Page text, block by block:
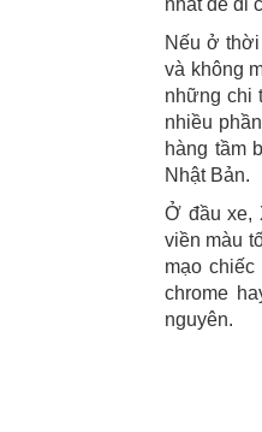
nhất để di
Nếu ở thời
và không
những chi
nhiều
hàng tầm
Nhật Bản.
Ở đầu xe,
viền màu
mạo
chrome
nguyên.